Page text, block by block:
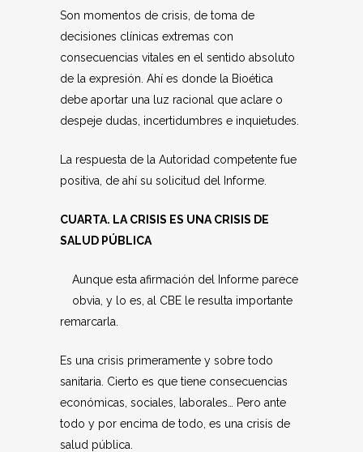
Son momentos de crisis, de toma de
decisiones clínicas extremas con
consecuencias vitales en el sentido absoluto
de la expresión. Ahí es donde la Bioética
debe aportar una luz racional que aclare o
despeje dudas, incertidumbres e inquietudes.
La respuesta de la Autoridad competente fue
positiva, de ahí su solicitud del Informe.
CUARTA. LA CRISIS ES UNA CRISIS DE
SALUD PÚBLICA
Aunque esta afirmación del Informe parece
obvia, y lo es, al CBE le resulta importante
remarcarla.
Es una crisis primeramente y sobre todo
sanitaria. Cierto es que tiene consecuencias
económicas, sociales, laborales… Pero ante
todo y por encima de todo, es una crisis de
salud pública.